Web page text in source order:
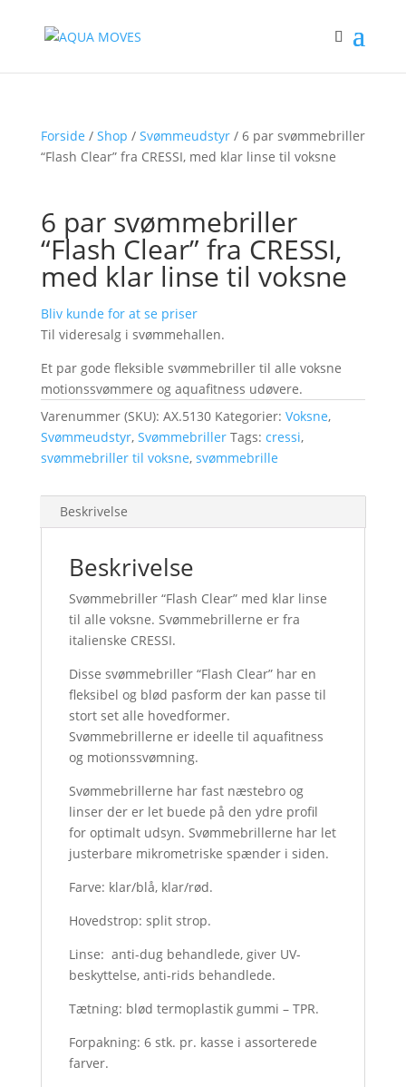
Forside / Shop / Svømmeudstyr/ 6 par svømmebriller
“Flash Clear” fra CRESSI, med klar linse til voksne
6 par svømmebriller
“Flash Clear” fra CRESSI,
med klar linse til voksne
Bliv kunde for at se priser
Til videresalg i svømmehallen.
Et par gode fleksible svømmebriller til alle voksne
motionssvømmere og aquafitness udøvere.
Varenummer (SKU): AX.5130 Kategorier: Voksne,
Svømmeudstyr, Svømmebriller Tags: cressi,
svømmebriller til voksne, svømmebrille
Beskrivelse
Beskrivelse
Svømmebriller “Flash Clear” med klar linse
til alle voksne. Svømmebrillerne er fra
italienske CRESSI.
Disse svømmebriller “Flash Clear” har en
fleksibel og blød pasform der kan passe til
stort set alle hovedformer.
Svømmebrillerne er ideelle til aquafitness
og motionssvømning.
Svømmebrillerne har fast næstebro og
linser der er let buede på den ydre profil
for optimalt udsyn. Svømmebrillerne har let
justerbare mikrometriske spænder i siden.
Farve: klar/blå, klar/rød.
Hovedstrop: split strop.
Linse: anti-dug behandlede, giver UV-
beskyttelse, anti-rids behandlede.
Tætning: blød termoplastik gummi – TPR.
Forpakning: 6 stk. pr. kasse i assorterede
farver.